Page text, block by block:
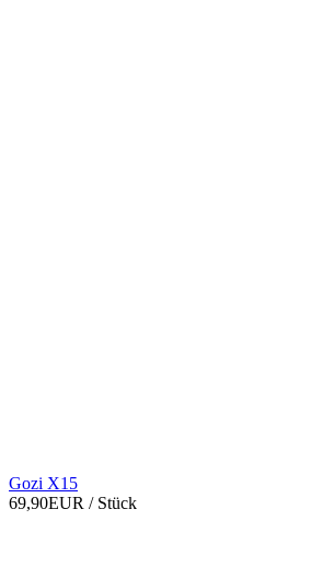
Gozi X15
69,90EUR / Stück